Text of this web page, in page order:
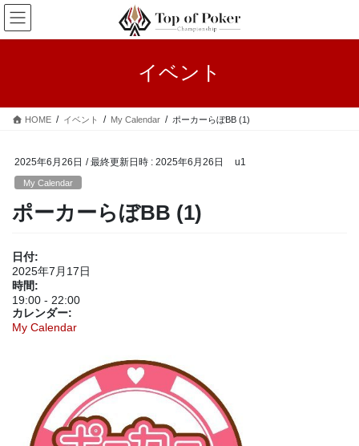
コ
ン
テ
ス
ナ
ビ
ゲ
ン
イベント
HOME イベント My Calendar ポーカーらぼBB (1)
2025年6月26日 / 最終更新日時 : 2025年6月26日 u1
My Calendar
ポーカーらぼBB (1)
日付:
2025年7月17日
時間:
19:00 - 22:00
カレンダー:
My Calendar